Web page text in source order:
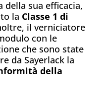
della sua efficacia,
la Classe 1 di
il verniciatore
con le
che sono state
da Sayerlack la
della